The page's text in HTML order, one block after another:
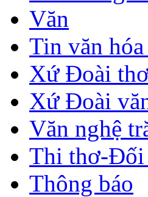
Văn
Tin văn
Xứ Đoài
Xứ Đoài
Văn nghệ
Thi thơ-Đối
Thông báo